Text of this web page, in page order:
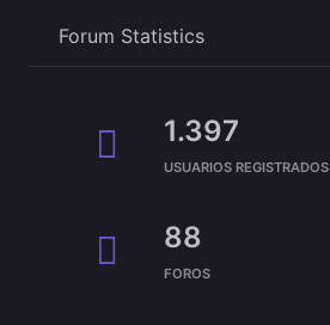
Forum Statistics
1.397
USUARIOS REGISTRADOS
88
FOROS